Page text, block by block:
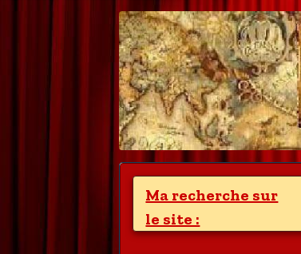
Ma recherche sur
le site :